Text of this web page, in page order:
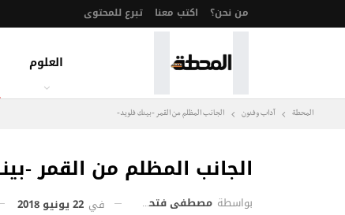
من نحن؟ اكتب معنا تبرع للمحتوى
العلوم
المحطة آداب وفنون الجانب المظلم من القمر -بينك فلويد-
الجانب المظلم من القمر -
بواسطة مصطفى فتحي إسماعيل في 22 يونيو 2018